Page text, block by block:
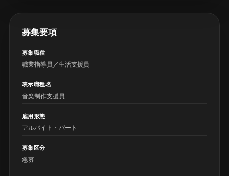
募集要項
募集職種
職業指導員／生活支援員
表示職種名
音楽制作支援員
雇用形態
アルバイト・パート
募集区分
急募